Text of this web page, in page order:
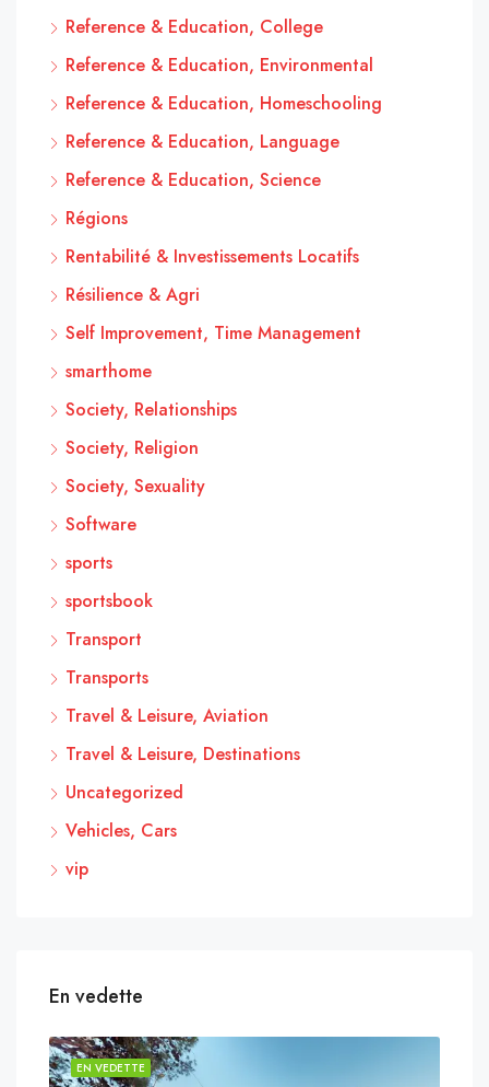
Reference & Education, College
Reference & Education, Environmental
Reference & Education, Homeschooling
Reference & Education, Language
Reference & Education, Science
Régions
Rentabilité & Investissements Locatifs
Résilience & Agri
Self Improvement, Time Management
smarthome
Society, Relationships
Society, Religion
Society, Sexuality
Software
sports
sportsbook
Transport
Transports
Travel & Leisure, Aviation
Travel & Leisure, Destinations
Uncategorized
Vehicles, Cars
vip
En vedette
EN VEDETTE